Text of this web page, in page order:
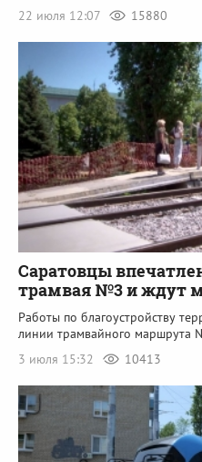
22 июля 12:07
15880
Саратовцы
трамвая №3 и ждут
Работы по благоустройству
линии трамвайного маршрута
3 июля 15:32
10413